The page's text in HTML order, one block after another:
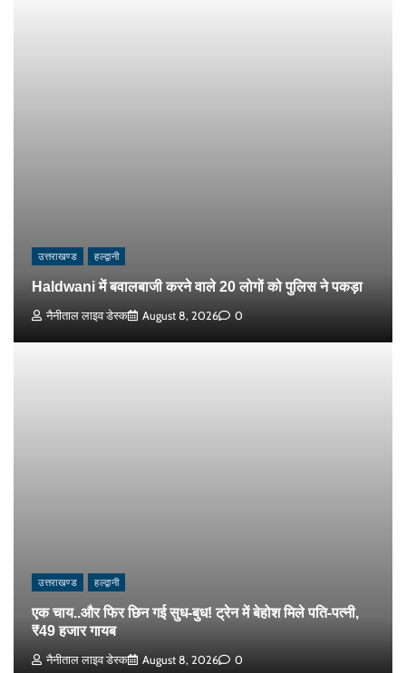
उत्तराखण्ड हल्द्वानी
Haldwani में बवालबाजी करने वाले 20 लोगों को पुलिस ने पकड़ा
नैनीताल लाइव डेस्क August 8, 2026 0
उत्तराखण्ड हल्द्वानी
एक चाय..और फिर छिन गई सुध-बुध! ट्रेन में बेहोश मिले पति-पत्नी,
₹49 हजार गायब
नैनीताल लाइव डेस्क August 8, 2026 0